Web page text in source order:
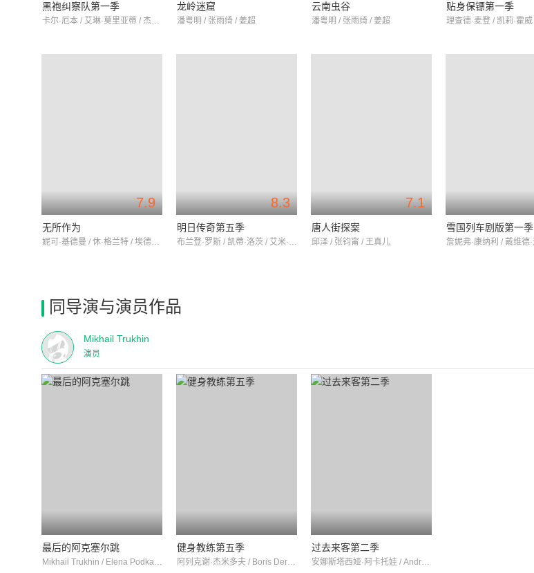
黑袍纠察队第一季
卡尔·厄本 / 艾琳·莫里亚蒂 / 杰克·奎德
龙岭迷窟
潘粤明 / 张雨绮 / 姜超
云南虫谷
潘粤明 / 张雨绮 / 姜超
贴身保镖第一季
7.9
无所作为
妮可·基德曼 / 休·格兰特 / 埃德加·拉米雷兹
8.3
明日传奇第五季
布兰登·罗斯 / 凯蒂·洛茨 / 艾米·彭伯顿
7.1
唐人街探案
邱泽 / 张钧甯 / 王真儿
雪国列车剧版第一季
同导演与演员作品
Mikhail Trukhin
演员
最后的阿克塞尔跳
Mikhail Trukhin / Elena Podkaminskaya / 卡丽娜·拉祖莫夫斯卡娅
健身教练第五季
阿列克谢·杰米多夫 / Boris Dergachev / Tatyana Khramova
过去来客第二季
安娜斯塔西娅·阿卡托娃 / Andrey Kryzhniy / 阿里克谢·马卡罗夫